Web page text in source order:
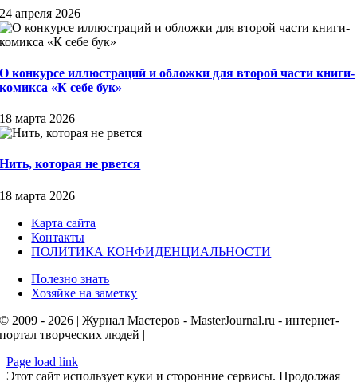
24 апреля 2026
О конкурсе иллюстраций и обложки для второй части книги-
комикса «К себе бук»
18 марта 2026
Нить, которая не рвется
18 марта 2026
Карта сайта
Контакты
ПОЛИТИКА КОНФИДЕНЦИАЛЬНОСТИ
Полезно знать
Хозяйке на заметку
© 2009 - 2026 | Журнал Мастеров - MasterJournal.ru - интернет-
портал творческих людей |
Page load link
Этот сайт использует куки и сторонние сервисы. Продолжая